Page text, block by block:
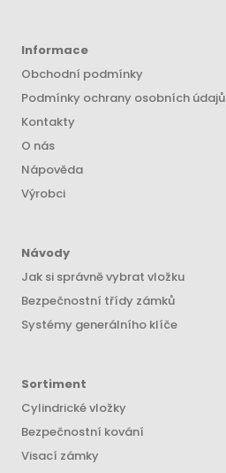
Informace
Obchodní podmínky
Podmínky ochrany osobních údajů
Kontakty
O nás
Nápověda
Výrobci
Návody
Jak si správně vybrat vložku
Bezpečnostní třídy zámků
Systémy generálního klíče
Sortiment
Cylindrické vložky
Bezpečnostní kování
Visací zámky